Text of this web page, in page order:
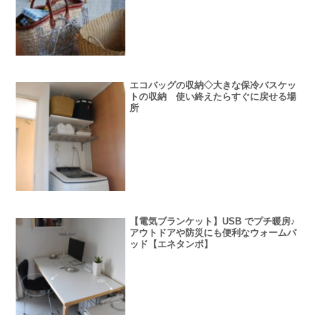
エコバッグの収納◇大きな保冷バスケッ
トの収納 使い終えたらすぐに戻せる場
所
【電気ブランケット】USB でプチ暖房♪
アウトドアや防災にも便利なウォームパ
ッド【エネタンポ】